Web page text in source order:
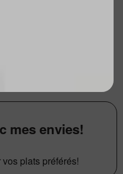
mes envies!
plats préférés!